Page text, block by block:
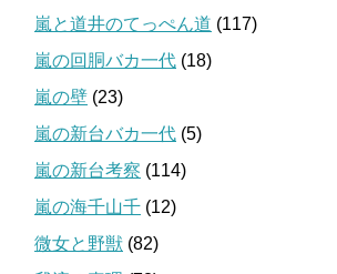
嵐と道井のてっぺん道 (117)
嵐の回胴バカ一代 (18)
嵐の壁 (23)
嵐の新台バカ一代 (5)
嵐の新台考察 (114)
嵐の海千山千 (12)
微女と野獣 (82)